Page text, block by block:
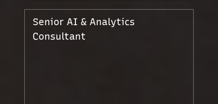
Senior AI & Analytics
Consultant